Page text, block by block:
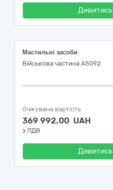
Дивитись
Мастильні засоби
Військова частина А5092
Очікувана вартість
369 992,00 UAH
з ПДВ
Дивитись